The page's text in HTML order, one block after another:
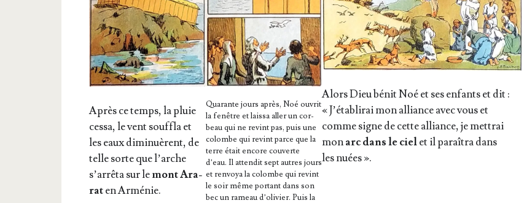
Après ce temps, la pluie
ces­sa, le vent souf­fla et
les eaux dimi­nuèrent, de
telle sorte que l’arche
s’ar­rê­ta sur lemont Ara­
raten Arménie.
Qua­rante jours après, Noé ouvrit
la fenêtre et lais­sa aller un cor­
beau qui ne revint pas, puis une
colombe qui revint parce que la
terre était encore cou­verte
d’eau. Il atten­dit sept autres jours
et ren­voya la colombe qui revint
le soir même por­tant dans son
bec un rameau d’o­li­vier. Puis la
Alors Dieu bénit Noé et ses enfants et dit :
« J’é­ta­bli­rai mon alliance avec vous et
comme signe de cette alliance, je met­trai
monarc dans le cielet il paraî­tra dans
les nuées ».